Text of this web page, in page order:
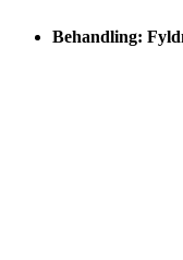
Behandling: